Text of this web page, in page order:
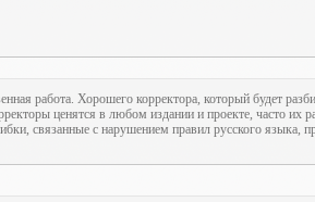
работа. Хорошего корректора, который будет
ценятся в любом издании и проекте, часто их
связанные с нарушением правил русского языка,